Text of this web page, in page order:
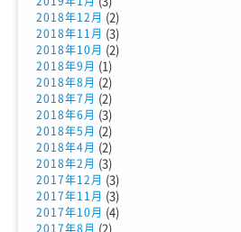
2018年12月 (2)
2018年11月 (3)
2018年10月 (2)
2018年9月 (1)
2018年8月 (2)
2018年7月 (2)
2018年6月 (3)
2018年5月 (2)
2018年4月 (2)
2018年2月 (3)
2017年12月 (3)
2017年11月 (3)
2017年10月 (4)
2017年8月 (2)